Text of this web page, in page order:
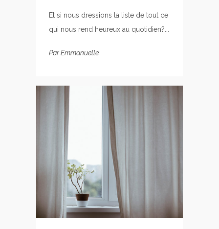
Et si nous dressions la liste de tout ce
qui nous rend heureux au quotidien?...
ParEmmanuelle